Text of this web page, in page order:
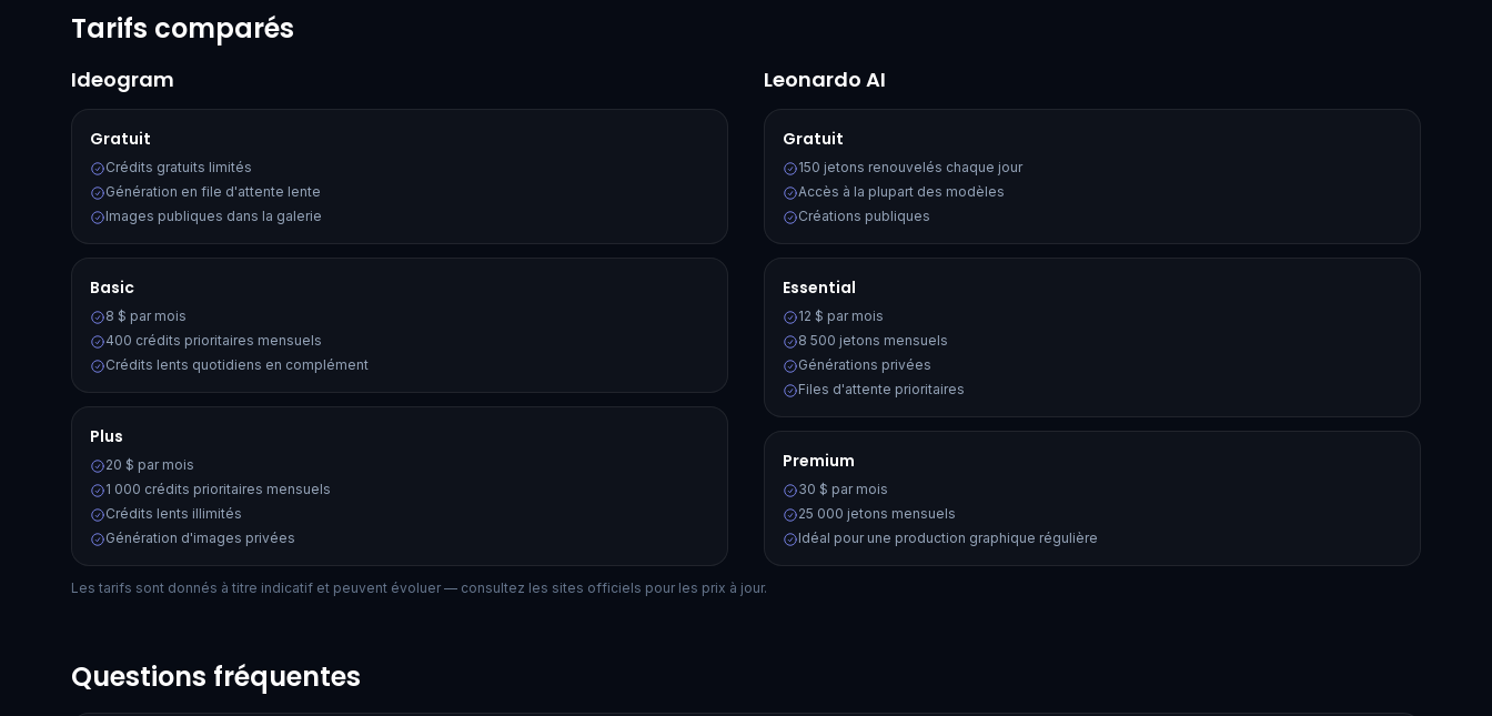
Tarifs comparés
Ideogram
Gratuit
Crédits gratuits limités
Génération en file d'attente lente
Images publiques dans la galerie
Basic
8 $ par mois
400 crédits prioritaires mensuels
Crédits lents quotidiens en complément
Plus
20 $ par mois
1 000 crédits prioritaires mensuels
Crédits lents illimités
Génération d'images privées
Leonardo AI
Gratuit
150 jetons renouvelés chaque jour
Accès à la plupart des modèles
Créations publiques
Essential
12 $ par mois
8 500 jetons mensuels
Générations privées
Files d'attente prioritaires
Premium
30 $ par mois
25 000 jetons mensuels
Idéal pour une production graphique régulière
Les tarifs sont donnés à titre indicatif et peuvent évoluer — consultez les sites officiels pour les prix à jour.
Questions fréquentes